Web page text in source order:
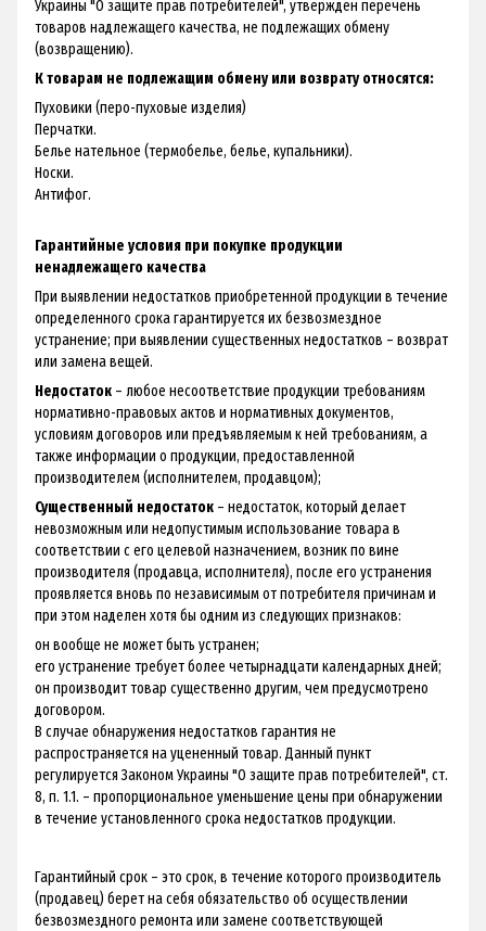
Украины "О защите прав потребителей", утвержден перечень
товаров надлежащего качества, не подлежащих обмену
(возвращению).
К товарам не подлежащим обмену или возврату относятся:
Пуховики (перо-пуховые изделия)
Перчатки.
Белье нательное (термобелье, белье, купальники).
Носки.
Антифог.
Гарантийные условия при покупке продукции
ненадлежащего качества
При выявлении недостатков приобретенной продукции в течение
определенного срока гарантируется их безвозмездное
устранение; при выявлении существенных недостатков – возврат
или замена вещей.
Недостаток – любое несоответствие продукции требованиям
нормативно-правовых актов и нормативных документов,
условиям договоров или предъявляемым к ней требованиям, а
также информации о продукции, предоставленной
производителем (исполнителем, продавцом);
Существенный недостаток – недостаток, который делает
невозможным или недопустимым использование товара в
соответствии с его целевой назначением, возник по вине
производителя (продавца, исполнителя), после его устранения
проявляется вновь по независимым от потребителя причинам и
при этом наделен хотя бы одним из следующих признаков:
он вообще не может быть устранен;
его устранение требует более четырнадцати календарных дней;
он производит товар существенно другим, чем предусмотрено
договором.
В случае обнаружения недостатков гарантия не
распространяется на уцененный товар. Данный пункт
регулируется Законом Украины "О защите прав потребителей", ст.
8, п. 1.1. – пропорциональное уменьшение цены при обнаружении
в течение установленного срока недостатков продукции.
Гарантийный срок – это срок, в течение которого производитель
(продавец) берет на себя обязательство об осуществлении
безвозмездного ремонта или замене соответствующей